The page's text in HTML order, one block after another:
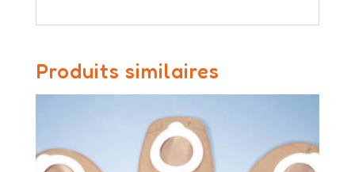
Produits similaires